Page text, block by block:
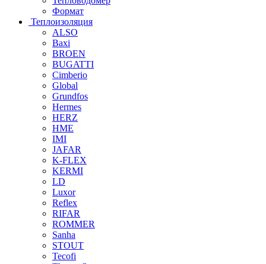
Формат
Теплоизоляция
ALSO
Baxi
BROEN
BUGATTI
Cimberio
Global
Grundfos
Hermes
HERZ
HME
IMI
JAFAR
K-FLEX
KERMI
LD
Luxor
Reflex
RIFAR
ROMMER
Sanha
STOUT
Tecofi